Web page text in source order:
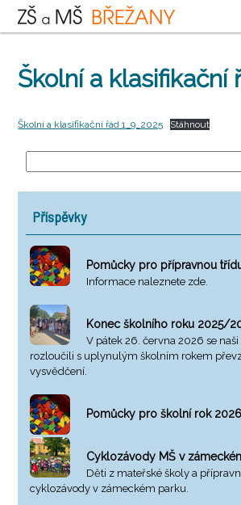
ZÁKLADNÍ ŠKOLA
Školní a klasifikační
Školní a klasifikační řád 1_9_2025 Stáhnout
Příspěvky
Pomůcky pro přípravnou
Informace naleznete zde.
Konec školního roku 2025/
V pátek 26. června 2026 se
rozloučili s uplynulým školním rokem
vysvědčení.
Pomůcky pro školní rok
Cyklozávody MŠ v
Děti z mateřské školy a
cyklozávody v zámeckém parku.